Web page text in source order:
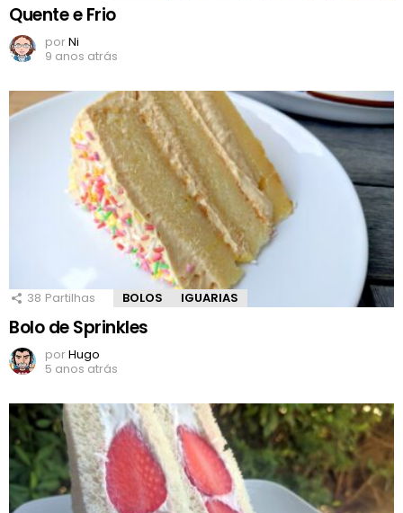
Quente e Frio
porNi
9 anos atrás
38 Partilhas BOLOS IGUARIAS
Bolo de Sprinkles
porHugo
5 anos atrás